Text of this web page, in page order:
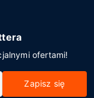
ofertami!
Zapisz się